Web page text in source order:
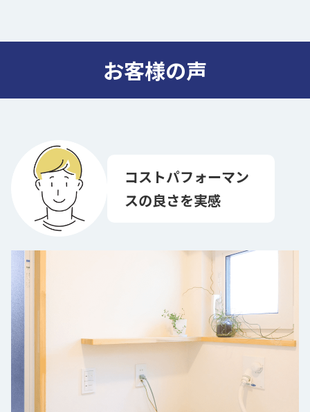
お客様の声
コストパフォーマン
スの良さを実感